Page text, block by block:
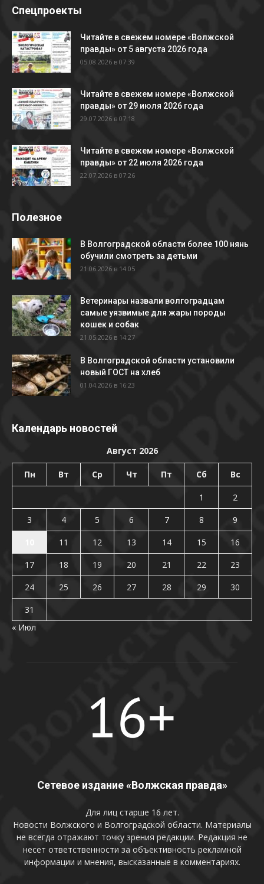
Спецпроекты
Читайте в свежем номере «Волжской
правды» от 5 августа 2026 года
05.08.2026 в 07:39
Читайте в свежем номере «Волжской
правды» от 29 июля 2026 года
29.07.2026 в 07:18
Читайте в свежем номере «Волжской
правды» от 22 июля 2026 года
22.07.2026 в 07:26
Полезное
В Волгоградской области более 100 нянь
обучили смотреть за детьми
21.06.2026 в 14:05
Ветеринары назвали волгоградцам
самые уязвимые для жары породы
кошек и собак
21.05.2026 в 14:27
В Волгоградской области установили
новый ГОСТ на хлеб
01.04.2026 в 16:23
Календарь новостей
Август 2026
Пн Вт Ср Чт Пт Сб Вс
1
2
3
4 5 6 7 8
9
11 12 13 14 15
16
17
18 19 20 21 22
23
24
25 26 27 28 29
30
31
« Июл
Сетевое издание «Волжская правда»
Для лиц старше 16 лет.
Новости Волжского и Волгоградской области. Материалы
не всегда отражают точку зрения редакции. Редакция не
несет ответственности за объективность рекламной
информации и мнения, высказанные в комментариях.